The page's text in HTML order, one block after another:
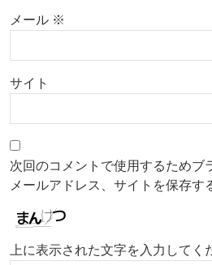
メール ※
サイト
次回のコメントで使用するためブ
メールアドレス、サイトを保存す
上に表示された文字を入力してく